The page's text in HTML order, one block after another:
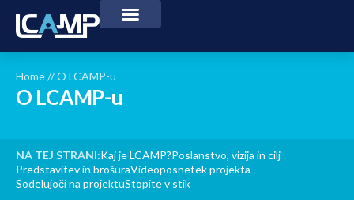
Home//O LCAMP-u
O LCAMP-u
NA TEJ STRANI:Kaj je LCAMP?Poslanstvo, vizija in cilj
Predstavitev in brošuraVideoposnetek projekta
Sodelujoči na projektuStopite v stik